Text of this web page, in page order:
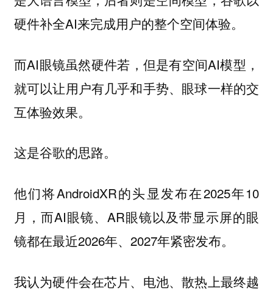
硬件补全AI来完成用户的整个空间体验。
而AI眼镜虽然硬件若，但是有空间AI模型，
就可以让用户有几乎和手势、眼球一样的交
互体验效果。
这是谷歌的思路。
他们将AndroidXR的头显发布在2025年10
月，而AI眼镜、AR眼镜以及带显示屏的眼
镜都在最近2026年、2027年紧密发布。
我认为硬件会在芯片、电池、散热上最终越